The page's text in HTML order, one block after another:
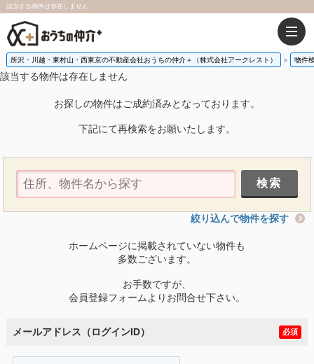
該当する物件は存在しません
所沢・川越・東村山・西東京の不動産会社おうちの仲介＋（株式会社アークレスト） 物件
該当する物件は存在しません
お探しの物件はご成約済みとなっております。
下記にて再検索をお願いたします。
絞り込んで物件を探す
ホームページに掲載されていない物件も
多数ございます。
お手数ですが、
会員登録フォームよりお問合せ下さい。
メールアドレス（ログインID） 必須